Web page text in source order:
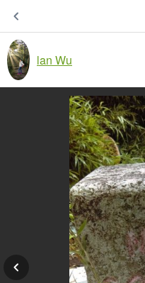
lan Wu